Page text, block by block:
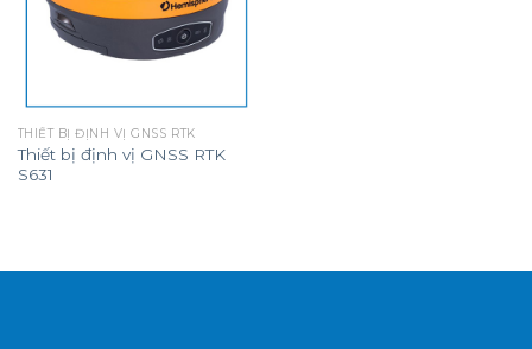
THIẾT BỊ ĐỊNH VỊ GNSS RTK
Thiết bị định vị GNSS RTK
S631